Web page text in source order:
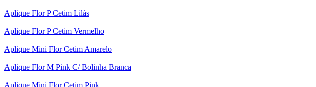
Aplique Flor P Cetim Lilás
Aplique Flor P Cetim Vermelho
Aplique Mini Flor Cetim Amarelo
Aplique Flor M Pink C/ Bolinha Branca
Aplique Mini Flor Cetim Pink